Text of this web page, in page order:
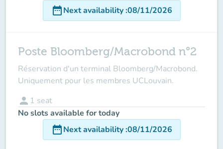
date_rangeNext availability:08/11/2026
Poste Bloomberg/Macrobond n°2
Réservation d'un terminal Bloomberg/Macrobond.
Uniquement pour les membres UCLouvain.
person 1 seat
No slots available for today
date_rangeNext availability:08/11/2026